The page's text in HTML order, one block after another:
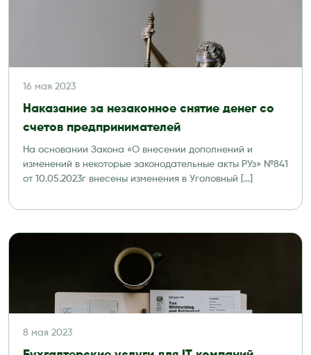
16 мая 2023
Наказание за незаконное снятие денег со
счетов предпринимателей
На основании Закона «О внесении дополнений и
изменений в некоторые законодательные акты РУз» №841
от 10.05.2023г внесены изменения в Уголовный […]
8 мая 2023